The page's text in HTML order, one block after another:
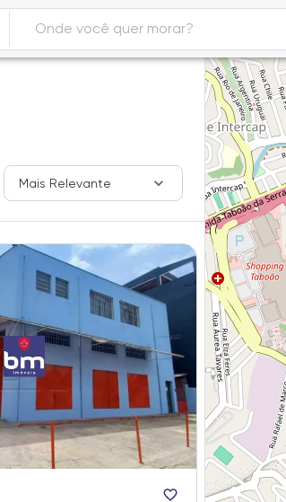
Mais Relevante